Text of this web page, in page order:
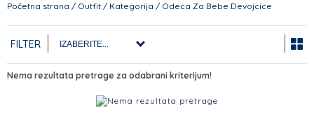
Početna strana / Outfit / Kategorija / Odeca Za Bebe Devojcice
FILTER
Nema rezultata pretrage za odabrani kriterijum!